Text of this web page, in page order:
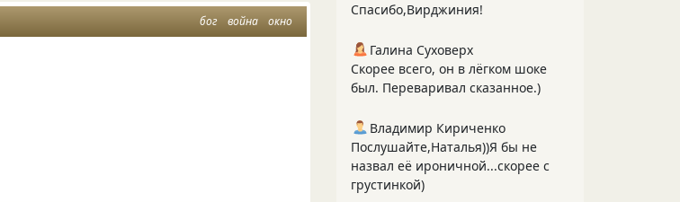
бог война окно
Спасибо,Вирджиния!
Галина Суховерх
Скорее всего, он в лёгком шоке
был. Переваривал сказанное.)
Владимир Кириченко
Послушайте,Наталья))Я бы не
назвал её ироничной...скорее с
грустинкой)